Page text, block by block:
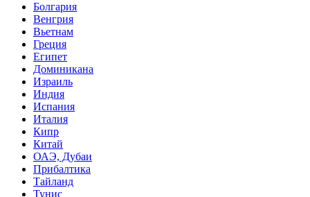
Болгария
Венгрия
Вьетнам
Греция
Египет
Доминикана
Израиль
Индия
Испания
Италия
Кипр
Китай
ОАЭ, Дубаи
Прибалтика
Тайланд
Тунис